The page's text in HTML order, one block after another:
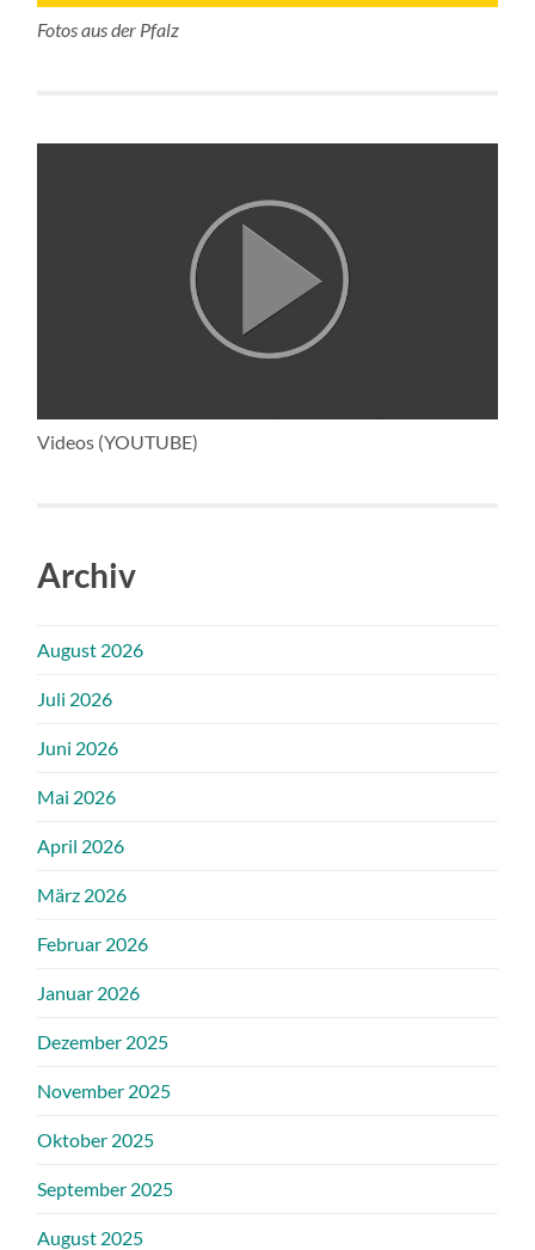
Fotos aus der Pfalz
Videos (YOUTUBE)
Archiv
August 2026
Juli 2026
Juni 2026
Mai 2026
April 2026
März 2026
Februar 2026
Januar 2026
Dezember 2025
November 2025
Oktober 2025
September 2025
August 2025